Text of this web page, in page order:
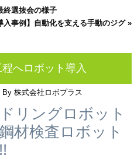
終選抜会の様子
入事例】自動化を支える手動のジグ»
程へロボット導入
By 株式会社ロボプラス
リングロボット
材検査ロボット